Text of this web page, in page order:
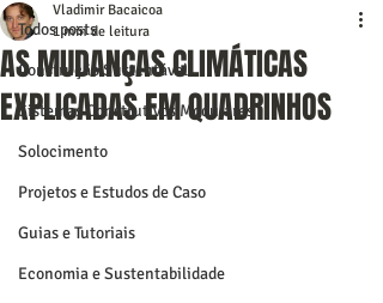
Todos posts
Construção Sustentável
Sistemas Construtivos Modulares
Solocimento
Projetos e Estudos de Caso
Guias e Tutoriais
Economia e Sustentabilidade
AS MUDANÇAS CLIMÁTICAS
EXPLICADAS EM QUADRINHOS
Vladimir Bacaicoa
1 min de leitura